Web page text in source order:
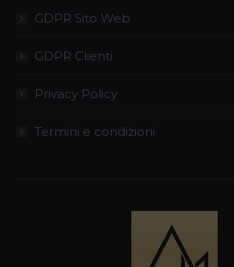
GDPR Sito Web
GDPR Clienti
Privacy Policy
Termini e condizioni